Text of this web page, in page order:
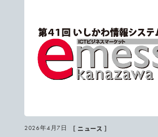
2026年4月7日 ［ ニュース ］